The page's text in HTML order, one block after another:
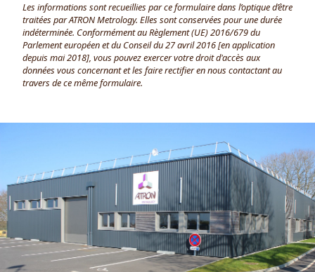
Les informations sont recueillies par ce formulaire dans l’optique d’être
traitées par ATRON Metrology. Elles sont conservées pour une durée
indéterminée. Conformément au Règlement (UE) 2016/679 du
Parlement européen et du Conseil du 27 avril 2016 [en application
depuis mai 2018], vous pouvez exercer votre droit d'accès aux
données vous concernant et les faire rectifier en nous contactant au
travers de ce même formulaire.